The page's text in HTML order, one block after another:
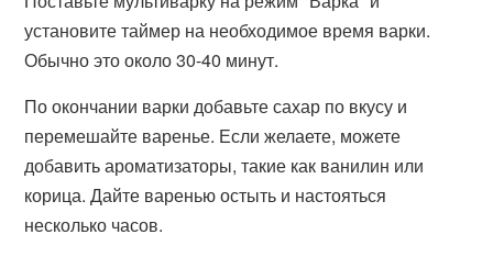
установите таймер на необходимое время варки.
Обычно это около 30-40 минут.
По окончании варки добавьте сахар по вкусу и
перемешайте варенье. Если желаете, можете
добавить ароматизаторы, такие как ванилин или
корица. Дайте варенью остыть и настояться
несколько часов.